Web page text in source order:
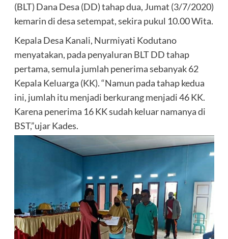
(BLT) Dana Desa (DD) tahap dua, Jumat (3/7/2020)
kemarin di desa setempat, sekira pukul 10.00 Wita.
Kepala Desa Kanali, Nurmiyati Kodutano
menyatakan, pada penyaluran BLT DD tahap
pertama, semula jumlah penerima sebanyak 62
Kepala Keluarga (KK). “Namun pada tahap kedua
ini, jumlah itu menjadi berkurang menjadi 46 KK.
Karena penerima 16 KK sudah keluar namanya di
BST,”ujar Kades.